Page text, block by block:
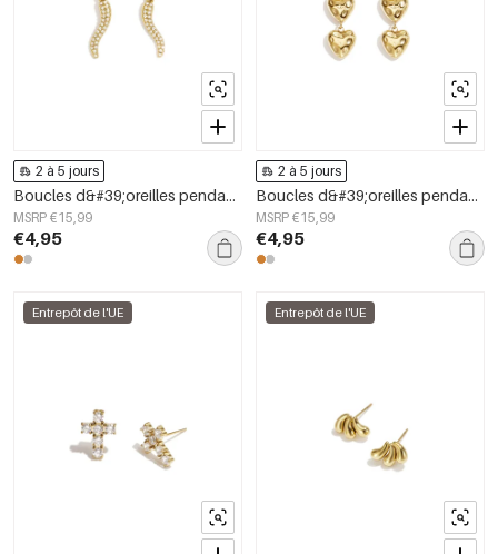
2 à 5 jours
Boucles d&#39;oreilles pendantes en acier inoxydable, style serpent, collection Daily Simple, bijoux pour femmes
MSRP €15,99
€4,95
2 à 5 jours
Boucles d&#39;oreilles pendantes en acier inoxydable en forme de cœur, collection Simple Daily Simple, bijoux pour femmes
MSRP €15,99
€4,95
Entrepôt de l'UE Entrepôt de l'UE